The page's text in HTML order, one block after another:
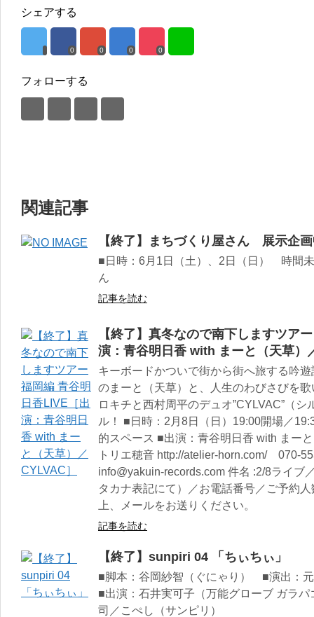
シェアする
0 0 0 0
フォローする
関連記事
【終了】まちづくり屋さん 展示企
■日時：6月1日（土）、2日（日） 時間
ん
記事を読む
【終了】真冬なので南下しますツア
演：青谷明日香 with まーと（天草）
キーボードかついで街から街へ旅する吟
のまーと（天草）と、人生のわびさびを
ロキチと西村周平のデュオ”CYLVAC”（
ル！ ■日時：2月8日（日）19:00開場／
的スペース ■出演：青谷明日香 with まー
トリエ穂音 http://atelier-horn.com/ 070-
info@yakuin-records.com 件名 :2/8ライブ
タカナ表記にて）／お電話番号／ご予約
上、メールをお送りください。
記事を読む
【終了】sunpiri 04 「ちぃちぃ」
■脚本：谷岡紗智（ぐにゃり） ■演出：
■出演：石井実可子（万能グローブ ガラ
司／こぺし（サンピリ）